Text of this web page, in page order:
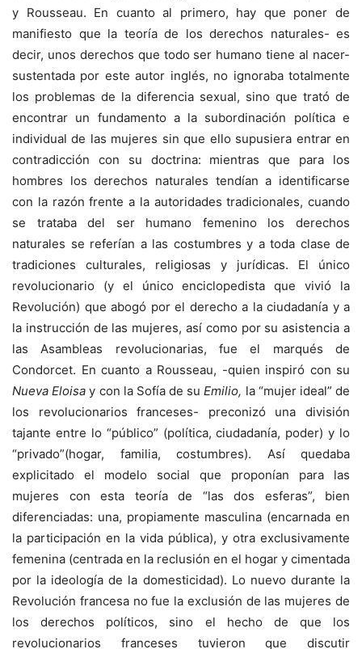
y Rousseau. En cuanto al primero, hay que poner de
manifiesto que la teoría de los derechos naturales- es
decir, unos derechos que todo ser humano tiene al nacer-
sustentada por este autor inglés, no ignoraba totalmente
los problemas de la diferencia sexual, sino que trató de
encontrar un fundamento a la subordinación política e
individual de las mujeres sin que ello supusiera entrar en
contradicción con su doctrina: mientras que para los
hombres los derechos naturales tendían a identificarse
con la razón frente a la autoridades tradicionales, cuando
se trataba del ser humano femenino los derechos
naturales se referían a las costumbres y a toda clase de
tradiciones culturales, religiosas y jurídicas. El único
revolucionario (y el único enciclopedista que vivió la
Revolución) que abogó por el derecho a la ciudadanía y a
la instrucción de las mujeres, así como por su asistencia a
las Asambleas revolucionarias, fue el marqués de
Condorcet. En cuanto a Rousseau, -quien inspiró con su
Nueva Eloisa y con la Sofía de suEmilio, la “mujer ideal” de
los revolucionarios franceses- preconizó una división
tajante entre lo “público” (política, ciudadanía, poder) y lo
“privado”(hogar, familia, costumbres). Así quedaba
explicitado el modelo social que proponían para las
mujeres con esta teoría de “las dos esferas”, bien
diferenciadas: una, propiamente masculina (encarnada en
la participación en la vida pública), y otra exclusivamente
femenina (centrada en la reclusión en el hogar y cimentada
por la ideología de la domesticidad). Lo nuevo durante la
Revolución francesa no fue la exclusión de las mujeres de
los derechos políticos, sino el hecho de que los
revolucionarios franceses tuvieron que discutir